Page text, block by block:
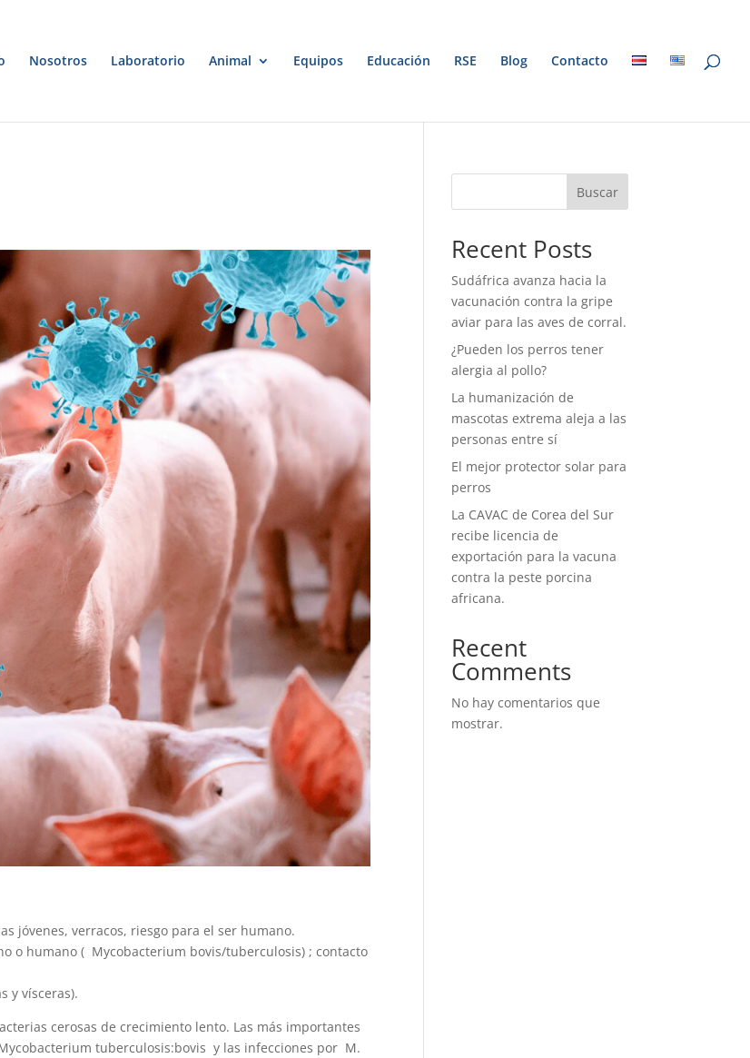
Nosotros Laboratorio Animal Equipos Educación RSE Blog Contacto
jóvenes, verracos, riesgo para el ser humano.
o humano ( Mycobacterium bovis/tuberculosis) ; contacto
y vísceras).
cerosas de crecimiento lento. Las más importantes
tuberculosis:bovis y las infecciones por M.
Buscar
Recent Posts
Sudáfrica avanza hacia la
vacunación contra la gripe
aviar para las aves de corral.
¿Pueden los perros tener
alergia al pollo?
La humanización de
mascotas extrema aleja a las
personas entre sí
El mejor protector solar para
perros
La CAVAC de Corea del Sur
recibe licencia de
exportación para la vacuna
contra la peste porcina
africana.
Recent
Comments
No hay comentarios que
mostrar.